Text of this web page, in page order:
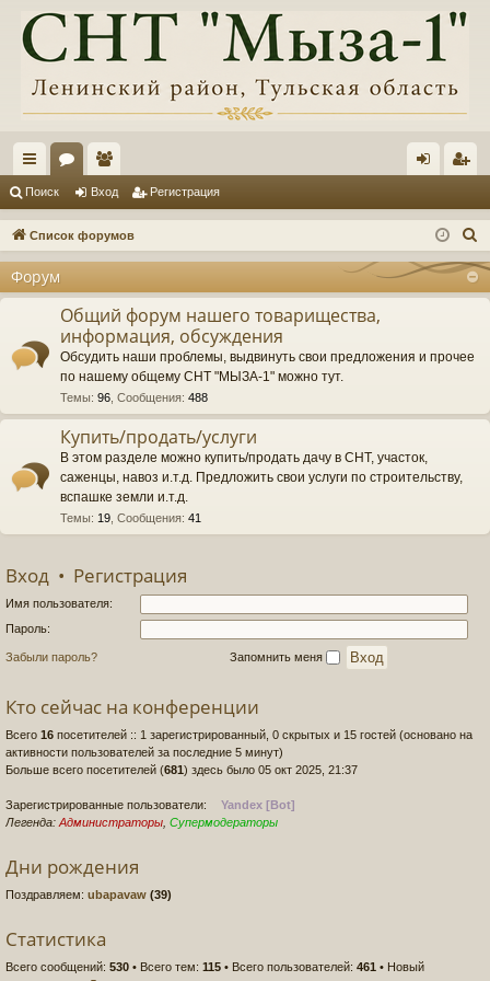
с
ы
и
ум
ол
ьз
ат
ел
и
д ис
ац
Поиск Вход Регистрация
Список форумов
Форум
Общий форум нашего товарищества,
информация, обсуждения
Обсудить наши проблемы, выдвинуть свои предложения и прочее
по нашему общему СНТ "МЫЗА-1" можно тут.
Темы: 96 Сообщения: 488
Купить/продать/услуги
В этом разделе можно купить/продать дачу в СНТ, участок,
саженцы, навоз и.т.д. Предложить свои услуги по строительству,
вспашке земли и.т.д.
Темы: 19 Сообщения: 41
Вход • Регистрация
Имя пользователя:
Пароль:
Забыли пароль? Запомнить меня
Кто сейчас на конференции
Всего 16 посетителей :: 1 зарегистрированный, 0 скрытых и 15 гостей (основано на
активности пользователей за последние 5 минут)
Больше всего посетителей (681) здесь было 05 окт 2025, 21:37
Зарегистрированные пользователи:
Yandex [Bot]
Легенда: Администраторы Супермодераторы
Дни рождения
Поздравляем: ubapavaw (39)
Статистика
Всего сообщений: 530 • Всего тем: 115 • Всего пользователей: 461 • Новый